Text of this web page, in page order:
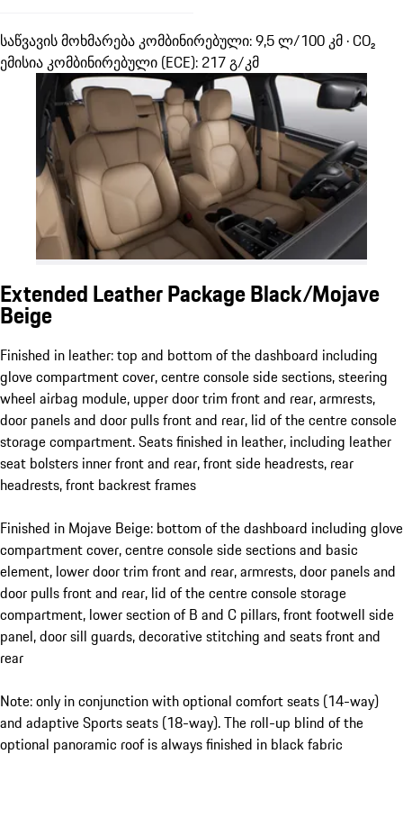
საწვავის მოხმარება კომბინირებული: 9,5 ლ/100 კმ · CO₂
ემისია კომბინირებული (ECE): 217 გ/კმ
Extended Leather Package Black/Mojave
Beige
Finished in leather: top and bottom of the dashboard including
glove compartment cover, centre console side sections, steering
wheel airbag module, upper door trim front and rear, armrests,
door panels and door pulls front and rear, lid of the centre console
storage compartment. Seats finished in leather, including leather
seat bolsters inner front and rear, front side headrests, rear
headrests, front backrest frames
Finished in Mojave Beige: bottom of the dashboard including glove
compartment cover, centre console side sections and basic
element, lower door trim front and rear, armrests, door panels and
door pulls front and rear, lid of the centre console storage
compartment, lower section of B and C pillars, front footwell side
panel, door sill guards, decorative stitching and seats front and
rear
Note: only in conjunction with optional comfort seats (14-way)
and adaptive Sports seats (18-way). The roll-up blind of the
optional panoramic roof is always finished in black fabric